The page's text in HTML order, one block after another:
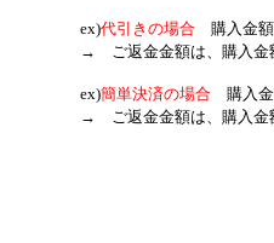
代引きの場合 購入金額
、購入金額の￥
簡単決済の場合 購入金
、購入金額の￥